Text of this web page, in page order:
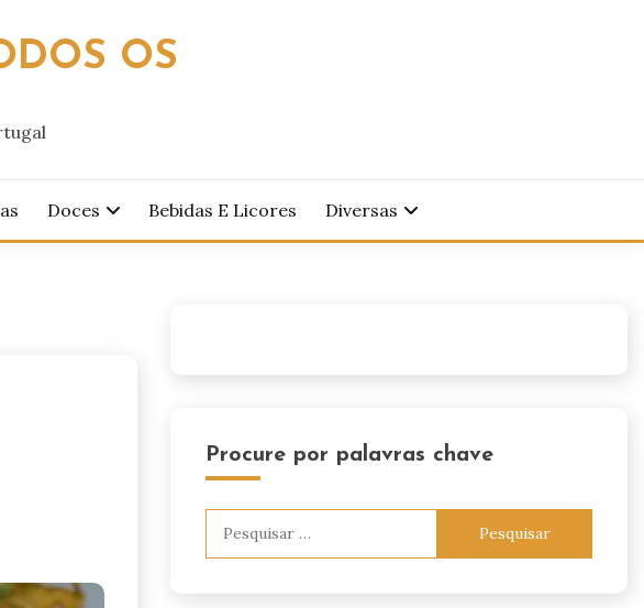
OS
Doces Bebidas E Licores Diversas
Procure por palavras chave